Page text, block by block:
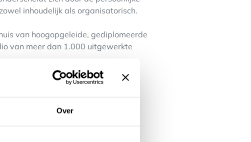
Over
inhoudelijk als organisatorisch.
van hoogopgeleide, gediplomeerde
van meer dan 1.000 uitgewerkte